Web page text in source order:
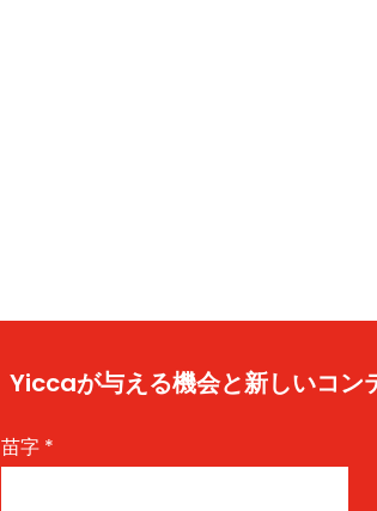
Yiccaが与える機会と新しいコン
苗字 *